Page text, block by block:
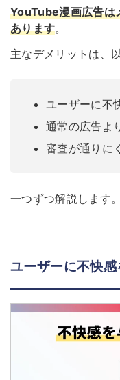
YouTube漫画広告は
あります。
主なデメリットは、
ユーザーに不
通常の広告よ
審査が通りに
一つずつ解説します。
ユーザーに不快